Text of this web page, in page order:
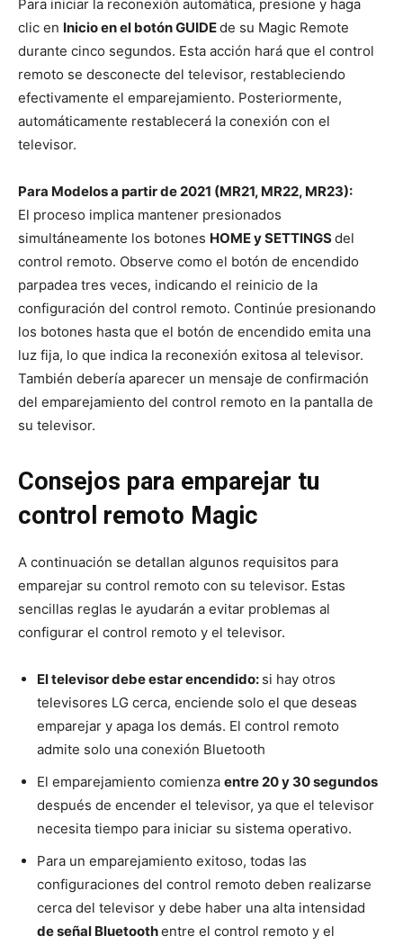
Para iniciar la reconexión automática, presione y haga
clic en Inicio en el botón GUIDEde su Magic Remote
durante cinco segundos. Esta acción hará que el control
remoto se desconecte del televisor, restableciendo
efectivamente el emparejamiento. Posteriormente,
automáticamente restablecerá la conexión con el
televisor.
Para Modelos a partir de 2021 (MR21, MR22, MR23):
El proceso implica mantener presionados
simultáneamente los botones HOME y SETTINGSdel
control remoto. Observe como el botón de encendido
parpadea tres veces, indicando el reinicio de la
configuración del control remoto. Continúe presionando
los botones hasta que el botón de encendido emita una
luz fija, lo que indica la reconexión exitosa al televisor.
También debería aparecer un mensaje de confirmación
del emparejamiento del control remoto en la pantalla de
su televisor.
Consejos para emparejar tu
control remoto Magic
A continuación se detallan algunos requisitos para
emparejar su control remoto con su televisor. Estas
sencillas reglas le ayudarán a evitar problemas al
configurar el control remoto y el televisor.
El televisor debe estar encendido: si hay otros
televisores LG cerca, enciende solo el que deseas
emparejar y apaga los demás. El control remoto
admite solo una conexión Bluetooth
El emparejamiento comienza entre 20 y 30 segundos
después de encender el televisor, ya que el televisor
necesita tiempo para iniciar su sistema operativo.
Para un emparejamiento exitoso, todas las
configuraciones del control remoto deben realizarse
cerca del televisor y debe haber una alta intensidad
de señal Bluetoothentre el control remoto y el